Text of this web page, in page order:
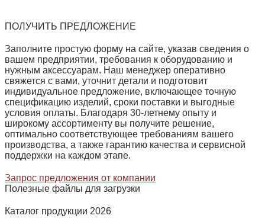
ПОЛУЧИТЬ ПРЕДЛОЖЕНИЕ
Заполните простую форму на сайте, указав сведения о
вашем предприятии, требования к оборудованию и
нужным аксессуарам. Наш менеджер оперативно
свяжется с вами, уточнит детали и подготовит
индивидуальное предложение, включающее точную
спецификацию изделий, сроки поставки и выгодные
условия оплаты. Благодаря 30‑летнему опыту и
широкому ассортименту вы получите решение,
оптимально соответствующее требованиям вашего
производства, а также гарантию качества и сервисной
поддержки на каждом этапе.
Запрос предложения от компании
Полезные файлы для загрузки
Каталог продукции 2026